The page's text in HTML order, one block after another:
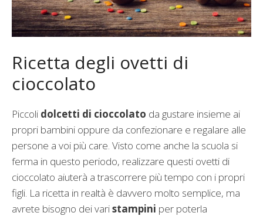
Ricetta degli ovetti di
cioccolato
Piccoli dolcetti di cioccolato da gustare insieme ai
propri bambini oppure da confezionare e regalare alle
persone a voi più care. Visto come anche la scuola si
ferma in questo periodo, realizzare questi ovetti di
cioccolato aiuterà a trascorrere più tempo con i propri
figli. La ricetta in realtà è davvero molto semplice, ma
avrete bisogno dei varistampini per poterla